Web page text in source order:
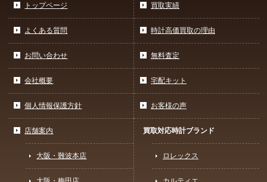
トップページ
よくある質問
お問い合わせ
会社概要
個人情報保護方針
買取実績
時計高価買取の理由
無料査定
宅配キット
お客様の声
店舗案内
大阪・難波本店
買取対応時計ブランド
ロレックス